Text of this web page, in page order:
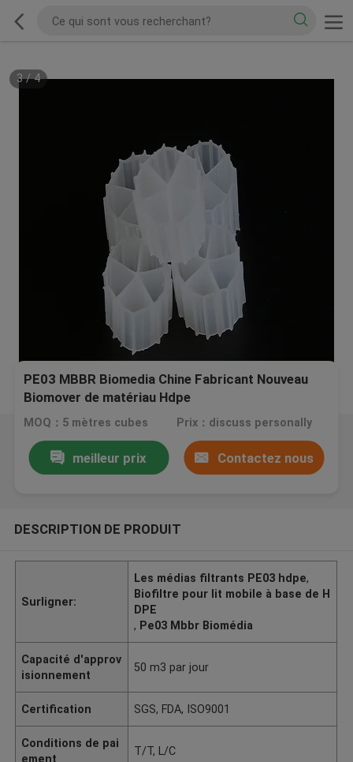
3/4
PE03 MBBR Biomedia Chine Fabricant Nouveau
Biomover de matériau Hdpe
MOQ：5 mètres cubes Prix：discuss personally
meilleur prix Contactez nous
DESCRIPTION DE PRODUIT
Surligner:
Les médias filtrants PE03 hdpe,
Biofiltre pour lit mobile à base de H
DPE
, Pe03 Mbbr Biomédia
Capacité d'approv
isionnement
50 m3 par jour
Certification SGS, FDA, ISO9001
Conditions de pai
ement
T/T, L/C